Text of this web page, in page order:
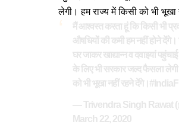
लेगी। हम राज्य में किसी को भी भूखा
मैं आश्वस्त करता हूं कि किसी भी
औषधियों की कमी हम नहीं होने
घर जाकर खाद्यान्न व दवाइयां
के लिए भी सरकार जल्द फैसला
को भी भूखा नहीं रहने देंगे।
— Trivendra Singh Rawat
March 22, 2020